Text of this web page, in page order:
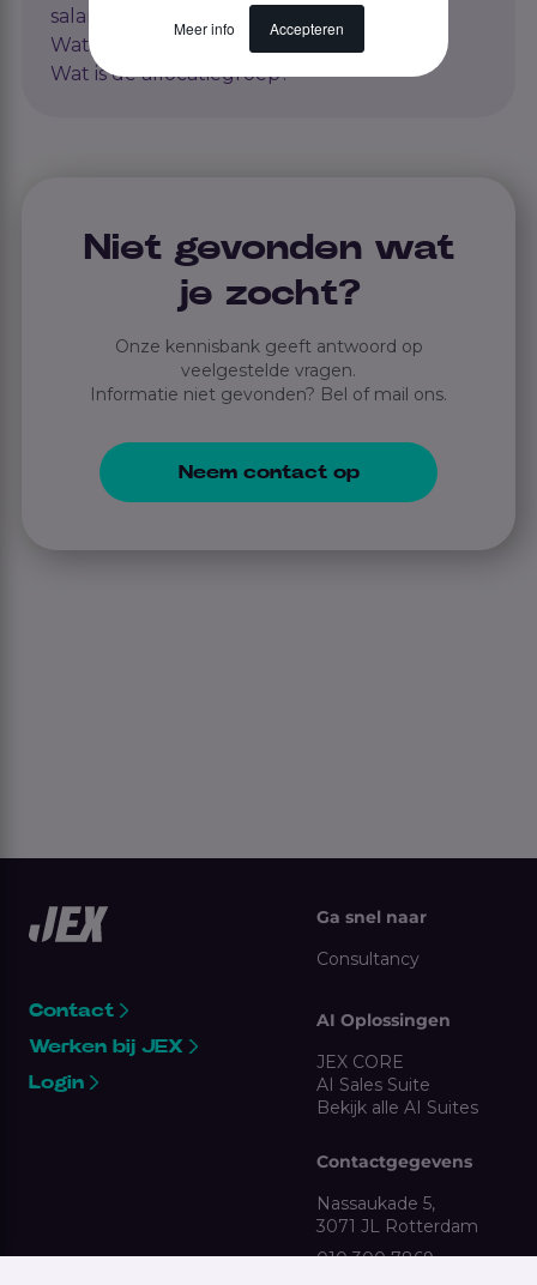
Meer info Accepteren
salaris?
Wat is een oproepovereenkomst?
Wat is de allocatiegroep?
Niet gevonden wat
je zocht?
Onze kennisbank geeft antwoord op
veelgestelde vragen.
Informatie niet gevonden? Bel of mail ons.
Neem contact op
Contact
Werken bij JEX
Login
Ga snel naar
Consultancy
AI Oplossingen
JEX CORE
AI Sales Suite
Bekijk alle AI Suites
Contactgegevens
Nassaukade 5,
3071 JL Rotterdam
010 300 7869